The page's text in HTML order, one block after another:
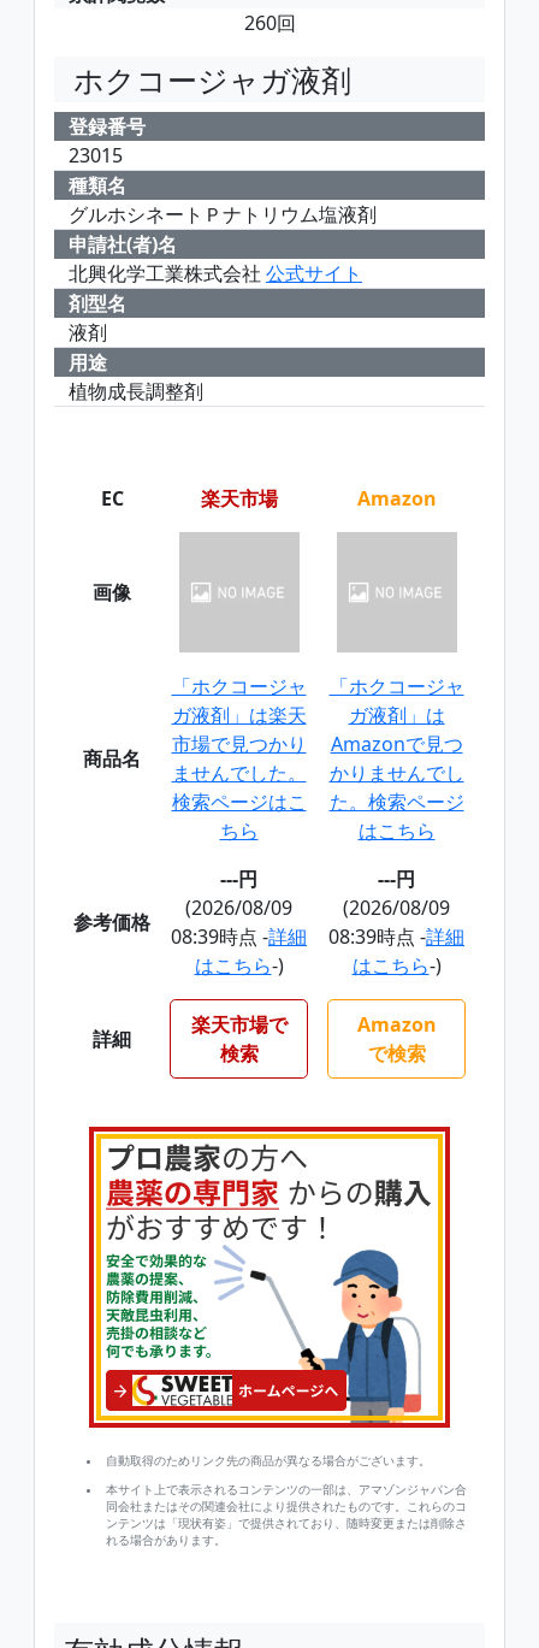
260回
ホクコージャガ液剤
登録番号
23015
種類名
グルホシネートＰナトリウム塩液剤
申請社(者)名
北興化学工業株式会社 公式サイト
剤型名
液剤
用途
植物成長調整剤
EC 楽天市場 Amazon
画像
商品名
「ホクコージャ
ガ液剤」は楽天
市場で見つかり
ませんでした。
検索ページはこ
ちら
「ホクコージャ
ガ液剤」は
Amazonで見つ
かりませんでし
た。検索ページ
はこちら
参考価格
---円
(2026/08/09
08:39時点 -詳細
はこちら-)
---円
(2026/08/09
08:39時点 -詳細
はこちら-)
詳細
楽天市場で
検索
Amazon
で検索
自動取得のためリンク先の商品が異なる場合がございます。
本サイト上で表示されるコンテンツの一部は、アマゾンジャパン合
同会社またはその関連会社により提供されたものです。これらのコ
ンテンツは「現状有姿」で提供されており、随時変更または削除さ
れる場合があります。